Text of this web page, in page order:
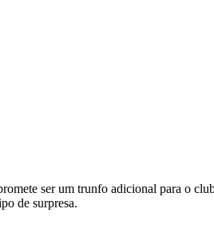
ser um trunfo adicional para o
de surpresa.